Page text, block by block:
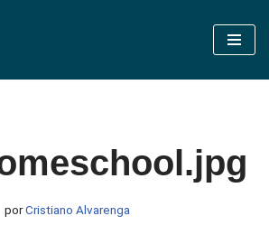
porCristiano Alvarenga